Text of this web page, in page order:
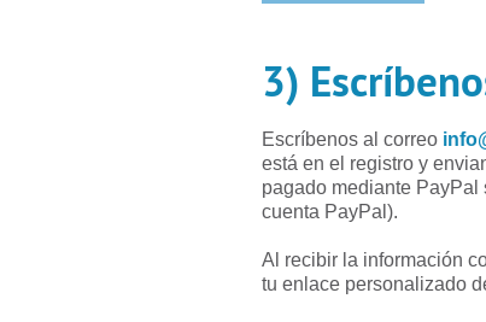
3)
Escríbenos al correo
está en el registro y
pagado mediante PayPal
cuenta PayPal).
Al recibir la información
tu enlace personalizado